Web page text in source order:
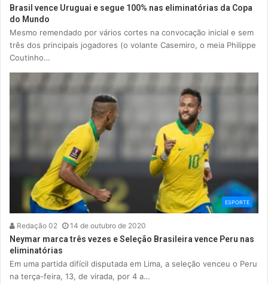
Brasil vence Uruguai e segue 100% nas eliminatórias da Copa
do Mundo
Mesmo remendado por vários cortes na convocação inicial e sem
três dos principais jogadores (o volante Casemiro, o meia Philippe
Coutinho…
ESPORTE
Redação 02 14 de outubro de 2020
Neymar marca três vezes e Seleção Brasileira vence Peru nas
eliminatórias
Em uma partida difícil disputada em Lima, a seleção venceu o Peru
na terça-feira, 13, de virada, por 4 a…